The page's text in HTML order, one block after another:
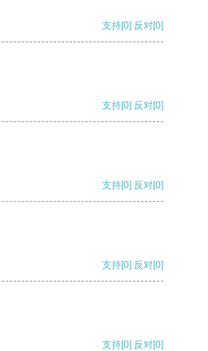
支持[0] 反对[0]
支持[0] 反对[0]
支持[0] 反对[0]
支持[0] 反对[0]
支持[0] 反对[0]